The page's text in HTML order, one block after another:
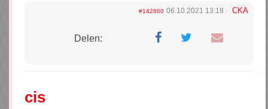
#142860 06.10.2021 13:18 CKA
Delen:
cis